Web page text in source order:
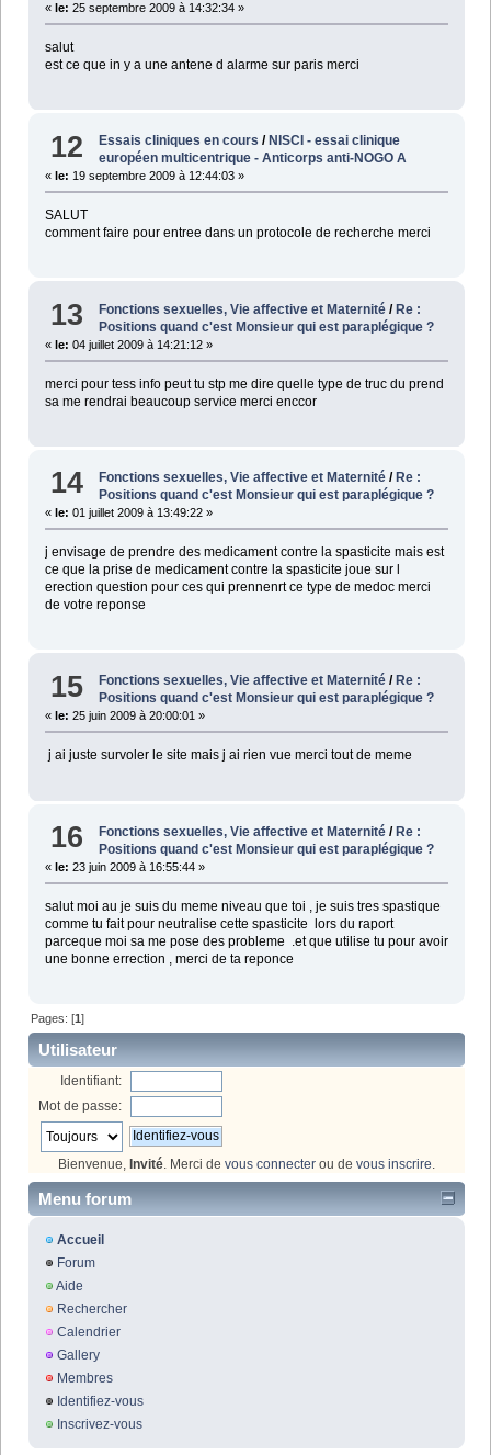
« le: 25 septembre 2009 à 14:32:34 »
salut
est ce que in y a une antene d alarme sur paris merci
12 Essais cliniques en cours / NISCI - essai clinique
européen multicentrique - Anticorps anti-NOGO A
« le: 19 septembre 2009 à 12:44:03 »
SALUT
comment faire pour entree dans un protocole de recherche merci
13 Fonctions sexuelles, Vie affective et Maternité /Re :
Positions quand c'est Monsieur qui est paraplégique ?
« le: 04 juillet 2009 à 14:21:12 »
merci pour tess info peut tu stp me dire quelle type de truc du prend
sa me rendrai beaucoup service merci enccor
14 Fonctions sexuelles, Vie affective et Maternité / Re :
Positions quand c'est Monsieur qui est paraplégique ?
« le: 01 juillet 2009 à 13:49:22 »
j envisage de prendre des medicament contre la spasticite mais est
ce que la prise de medicament contre la spasticite joue sur l
erection question pour ces qui prennenrt ce type de medoc merci
de votre reponse
15 Fonctions sexuelles, Vie affective et Maternité / Re :
Positions quand c'est Monsieur qui est paraplégique ?
« le: 25 juin 2009 à 20:00:01 »
j ai juste survoler le site mais j ai rien vue merci tout de meme
16 Fonctions sexuelles, Vie affective et Maternité / Re :
Positions quand c'est Monsieur qui est paraplégique ?
« le: 23 juin 2009 à 16:55:44 »
salut moi au je suis du meme niveau que toi , je suis tres spastique
comme tu fait pour neutralise cette spasticite lors du raport
parceque moi sa me pose des probleme .et que utilise tu pour avoir
une bonne errection , merci de ta reponce
Pages: [1]
Utilisateur
Identifiant:
Mot de passe:
Bienvenue, Invité . Merci de vous connecter ou de vous inscrire
Menu forum
Accueil
Forum
Aide
Rechercher
Calendrier
Gallery
Membres
Identifiez-vous
Inscrivez-vous